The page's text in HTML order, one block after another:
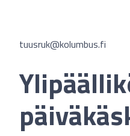
tuusruk@kolumbus.fi